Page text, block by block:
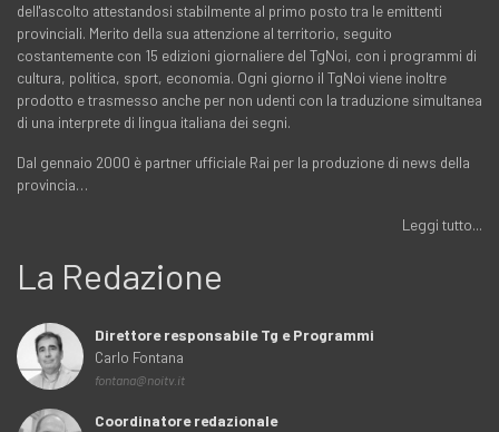
dell'ascolto attestandosi stabilmente al primo posto tra le emittenti
provinciali. Merito della sua attenzione al territorio, seguito
costantemente con 15 edizioni giornaliere del TgNoi, con i programmi di
cultura, politica, sport, economia. Ogni giorno il TgNoi viene inoltre
prodotto e trasmesso anche per non udenti con la traduzione simultanea
di una interprete di lingua italiana dei segni.
Dal gennaio 2000 è partner ufficiale Rai per la produzione di news della
provincia…
Leggi tutto...
La Redazione
Direttore responsabile Tg e Programmi
Carlo Fontana
fontana@noitv.it
Coordinatore redazionale